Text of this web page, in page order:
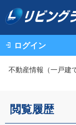
ログイン
不動産情報（一戸建
閲覧履歴